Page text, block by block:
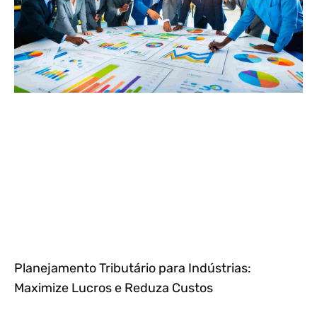
Planejamento Tributário para Indústrias:
Maximize Lucros e Reduza Custos